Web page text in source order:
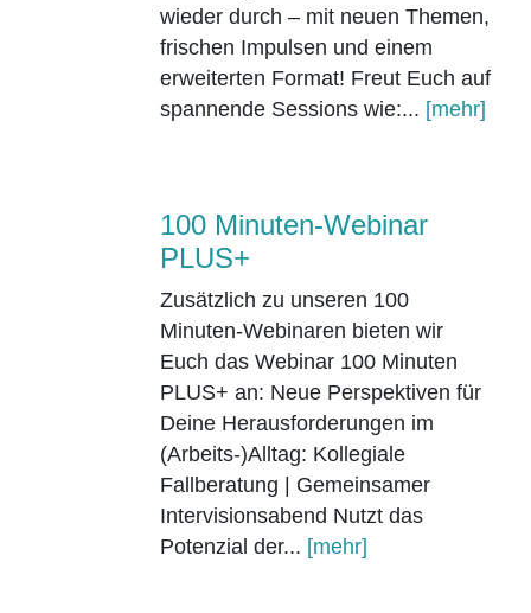
wieder durch – mit neuen Themen,
frischen Impulsen und einem
erweiterten Format! Freut Euch auf
spannende Sessions wie:... [mehr]
100 Minuten-Webinar
PLUS+
Zusätzlich zu unseren 100
Minuten-Webinaren bieten wir
Euch das Webinar 100 Minuten
PLUS+ an: Neue Perspektiven für
Deine Herausforderungen im
(Arbeits-)Alltag: Kollegiale
Fallberatung | Gemeinsamer
Intervisionsabend Nutzt das
Potenzial der... [mehr]